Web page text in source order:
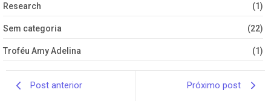
Research (1)
Sem categoria (22)
Troféu Amy Adelina (1)
Post anterior Próximo post